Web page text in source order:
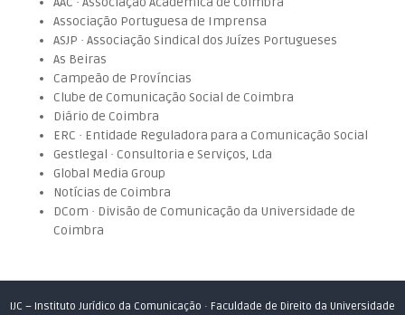
Associação Portuguesa de Imprensa
ASJP · Associação Sindical dos Juízes Portugueses
As Beiras
Campeão de Províncias
Clube de Comunicação Social de Coimbra
Diário de Coimbra
ERC · Entidade Reguladora para a Comunicação Social
Gestlegal · Consultoria e Serviços, Lda
Global Media Group
Notícias de Coimbra
DCom · Divisão de Comunicação da Universidade de
Coimbra
IJC – Instituto Jurídico da Comunicação · Faculdade de Direito da Universidade